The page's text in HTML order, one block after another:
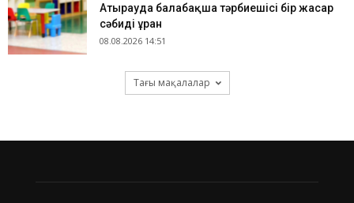
Атырауда балабақша тәрбиешісі бір жасар
сәбиді ұрған
08.08.2026 14:51
Тағы мақалалар